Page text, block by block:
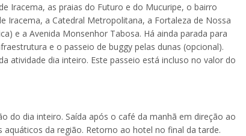
Iracema, as praias do Futuro e do Mucuripe, o bairro
Iracema, a Catedral Metropolitana, a Fortaleza de Nossa
e a Avenida Monsenhor Tabosa. Há ainda parada para
e o passeio de buggy pelas dunas (opcional).
atividade dia inteiro. Este passeio está incluso no valor do
do dia inteiro. Saída após o café da manhã em direção ao
da região. Retorno ao hotel no final da tarde.